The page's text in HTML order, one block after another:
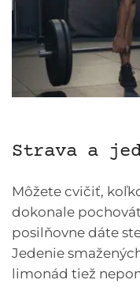
Strava a
Môžete cvičiť,
dokonale
posilňovne dáte
Jedenie
limonád tiež